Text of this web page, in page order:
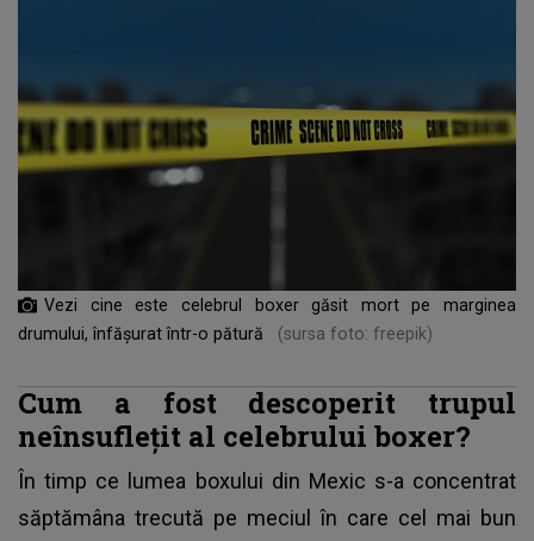
Vezi cine este celebrul boxer găsit mort pe marginea
drumului, înfășurat într-o pătură
(sursa foto: freepik)
Cum a fost descoperit trupul
neînsuflețit al celebrului boxer?
În timp ce lumea boxului din Mexic s-a concentrat
săptămâna trecută pe meciul în care cel mai bun